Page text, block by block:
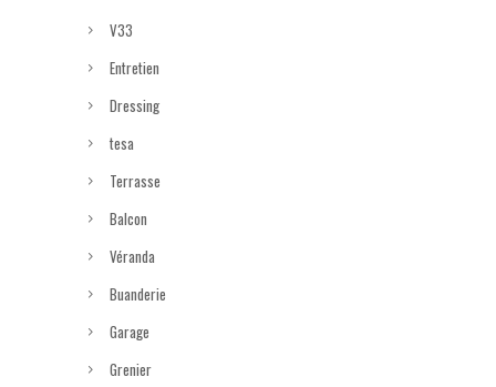
V33
Entretien
Dressing
tesa
Terrasse
Balcon
Véranda
Buanderie
Garage
Grenier